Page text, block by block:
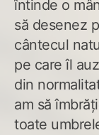
întinde o
să desenez
cântecul
pe care îl
din
am să
toate